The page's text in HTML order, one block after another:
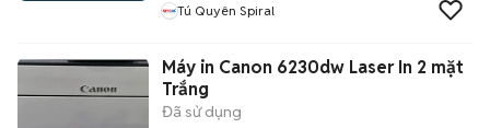
Tú Quyên Spiral
Máy in Canon 6230dw Laser In 2 mặt
Trắng
Đã sử dụng